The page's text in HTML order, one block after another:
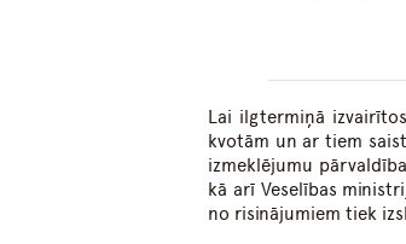
Lai ilgtermiņā
kvotām un ar tiem
izmeklējumu
kā arī Veselības
no risinājumiem tiek